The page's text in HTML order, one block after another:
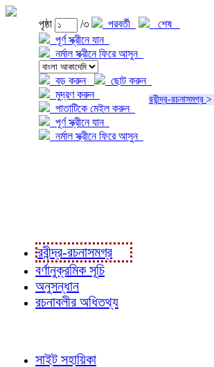
পৃষ্ঠা /৩ পরবর্তী
শেষ
পূর্ণ স্ক্রীনে যান
নর্মাল স্ক্রীনে ফিরে আসুন
বড় করুন
ছোট করুন
মুদ্রণ করুন
পাতাটিকে মেইল করুন
পূর্ণ স্ক্রীনে যান
নর্মাল স্ক্রীনে ফিরে আসুন
রবীন্দ্র-রচনাসমগ্র >
রবীন্দ্র-রচনাসমগ্র
বর্ণানুক্রমিক সূচি
অনুসন্ধান
রচনাবলীর অধিতথ্য
সাইট সহায়িকা